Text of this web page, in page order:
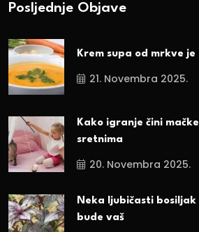
Posljednje Objave
Krem supa od mrkve je
21. Novembra 2025.
Kako igranje čini mačke
sretnima
20. Novembra 2025.
Neka ljubičasti bosiljak
bude vaš